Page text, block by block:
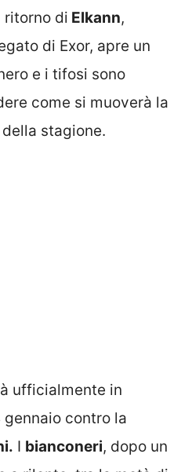
ritorno di Elkann,
di Exor, apre un
e i tifosi sono
come si muoverà la
stagione.
ufficialmente in
contro la
I bianconeri, dopo un